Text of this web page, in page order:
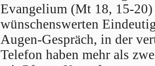
Evangelium (Mt 18, 15-
wünschenswerten
Augen-Gespräch, in der
Telefon haben mehr als